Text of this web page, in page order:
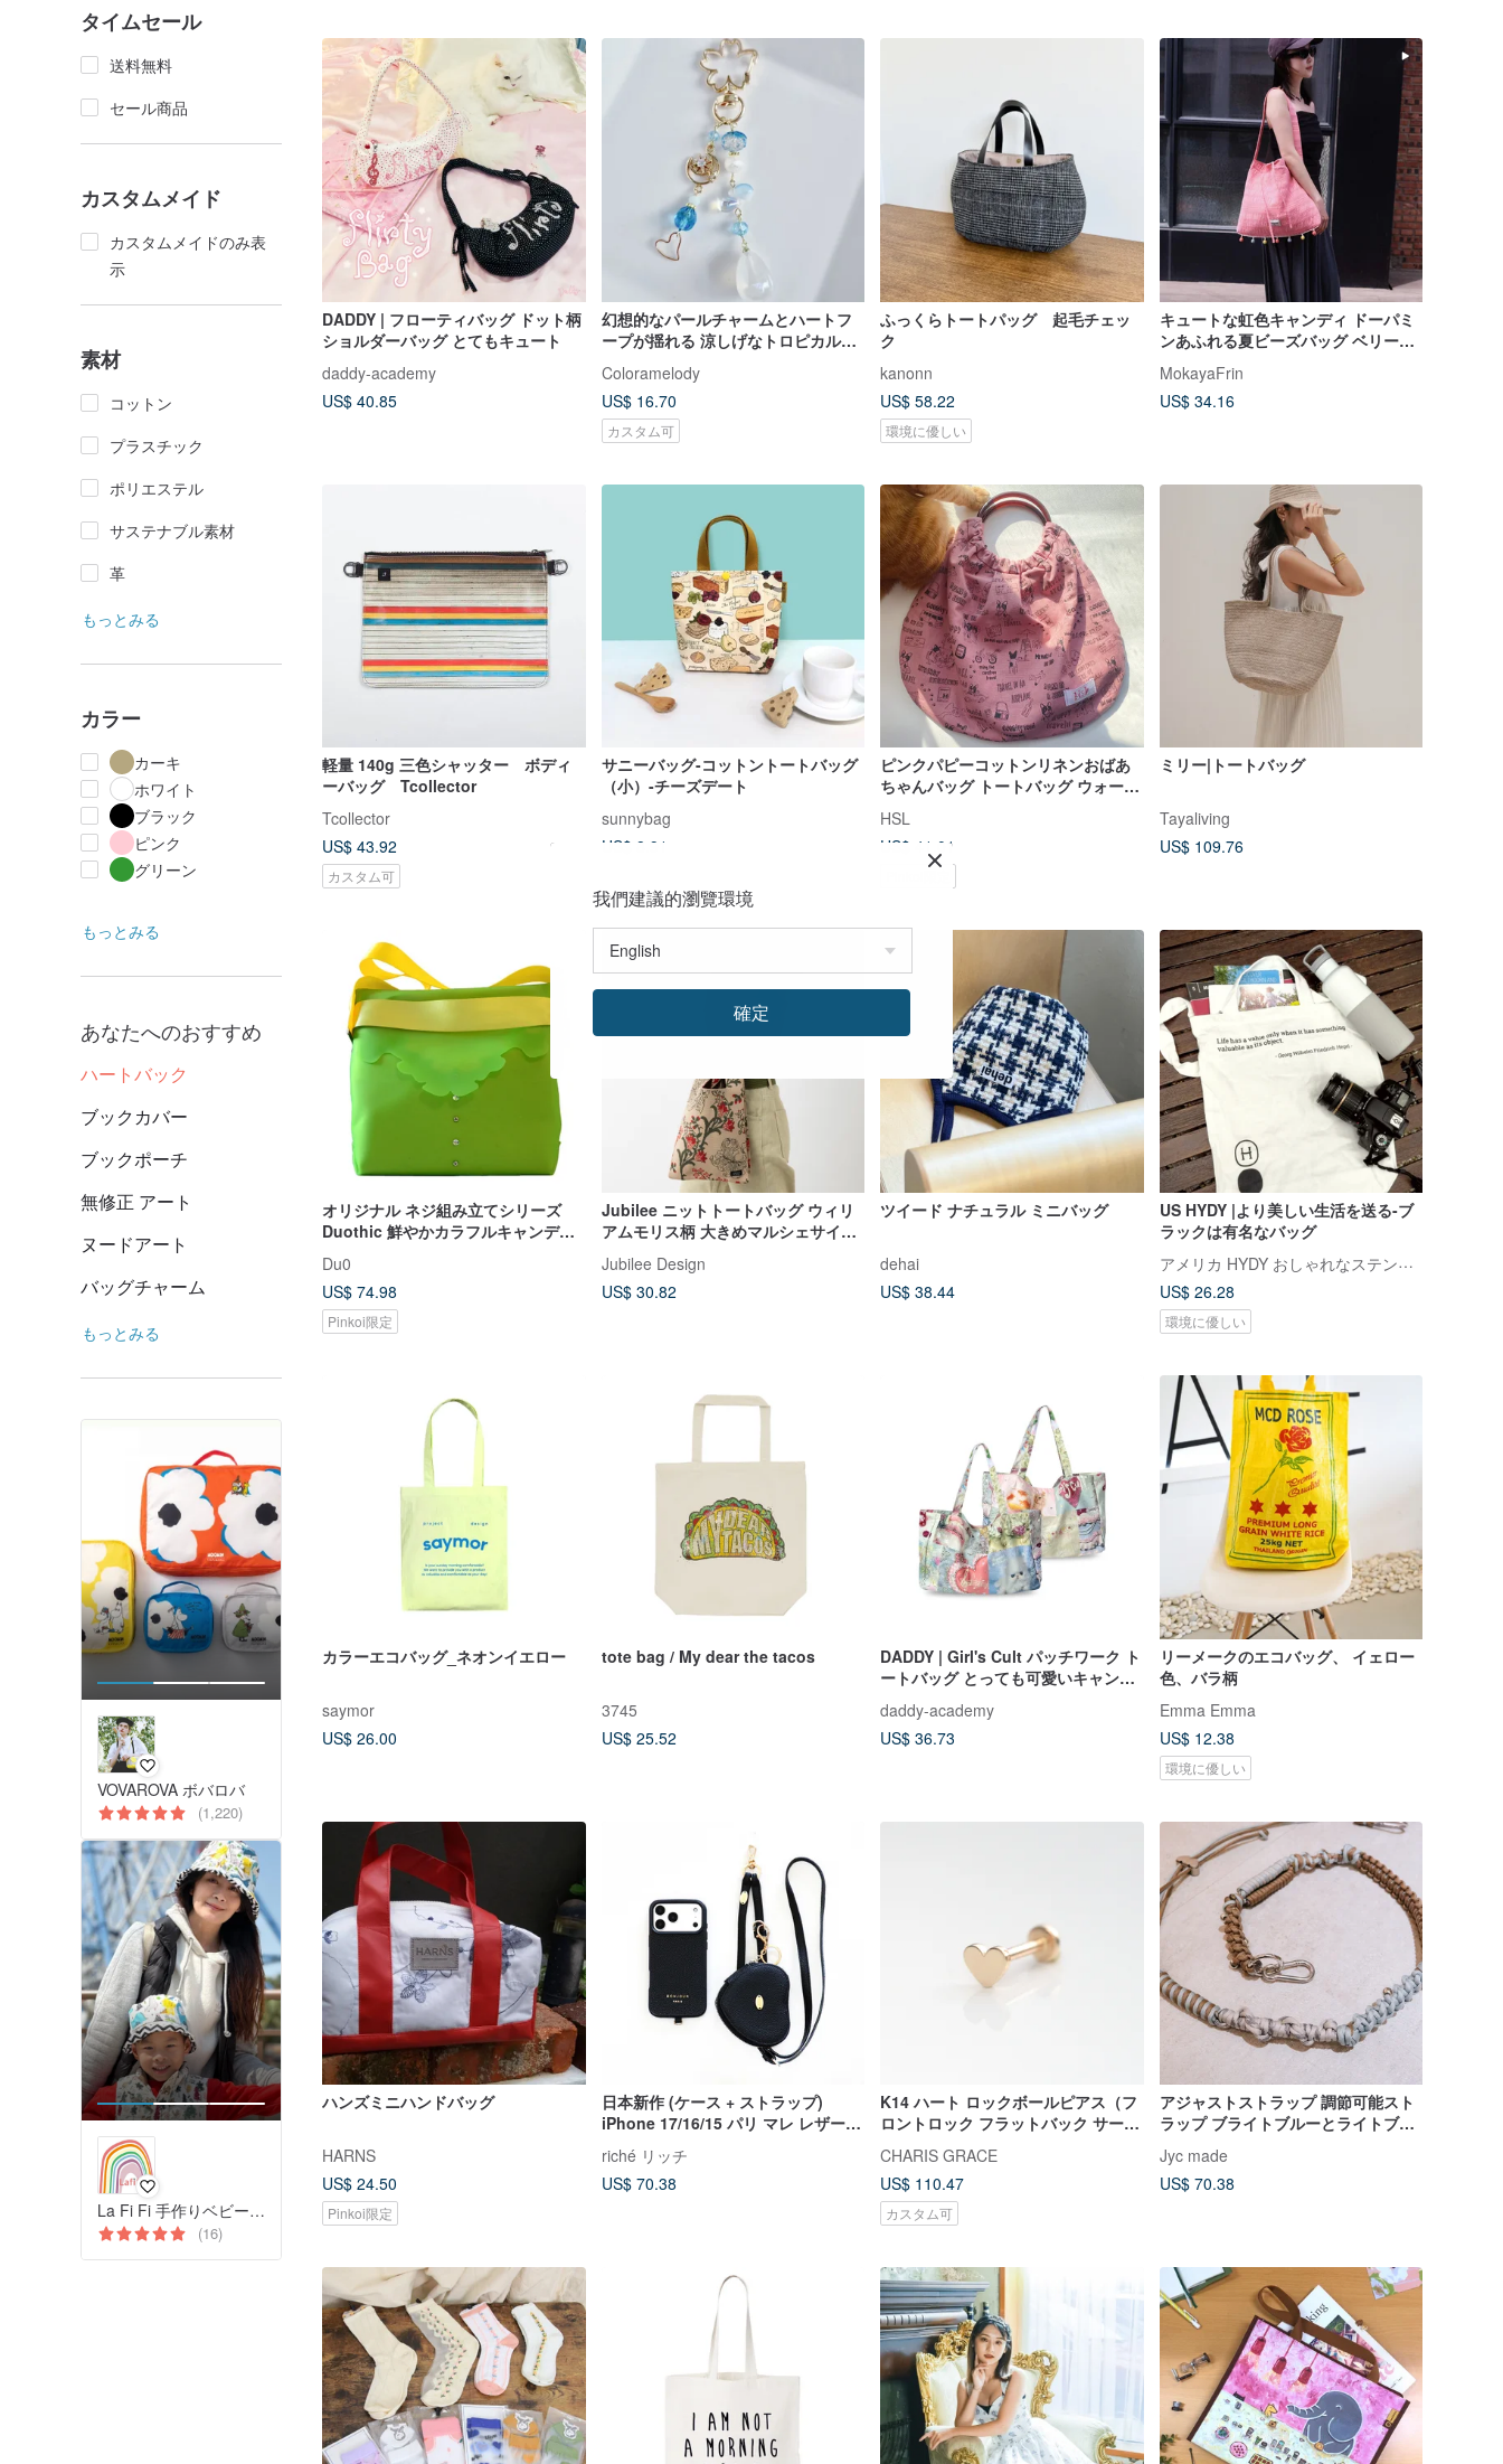
タイムセール
送料無料
セール商品
カスタムメイド
カスタムメイドのみ表
示
素材
コットン
プラスチック
ポリエステル
サステナブル素材
革
もっとみる
カラー
カーキ
ホワイト
ブラック
ピンク
グリーン
もっとみる
あなたへのおすすめ
ハートバック
ブックカバー
ブックポーチ
無修正 アート
ヌードアート
バッグチャーム
もっとみる
VOVAROVA ボバロバ
(1,220)
La Fi Fi 手作りベビー・キッズ用品＆親子の暮らし
(16)
DADDY | フローティバッグ ドット柄
ショルダーバッグ とてもキュート
daddy-academy
US$ 40.85
幻想的なパールチャームとハートフ
ープが揺れる 涼しげなトロピカルカ
クアブルー バックチャーム 誕生日プ
レゼント
Coloramelody
US$ 16.70
カスタム可
ふっくらトートパッグ 起毛チェッ
ク
kanonn
US$ 58.22
環境に優しい
キュートな虹色キャンディ ドーパミ
ンあふれる夏ビーズバッグ ベリーパ
MokayaFrin
US$ 34.16
軽量 140g 三色シャッター ボディ
ーバッグ Tcollector
Tcollector
US$ 43.92
カスタム可
サニーバッグ-コットントートバッグ
（小）-チーズデート
sunnybag
US$ 8.91
ピンクパピーコットンリネンおばあ
ちゃんバッグ トートバッグ ウォーキ
ングバッグ
HSL
US$ 41.01
ミリー|トートバッグ
Tayaliving
US$ 109.76
オリジナル ネジ組み立てシリーズ
Duothic 鮮やかカラフルキャンディ
ショルダーバッグ（香港デザインブ
ランド）
Du0
US$ 74.98
Pinkoi限定
Jubilee ニットトートバッグ ウィリ
アムモリス柄 大きめマルシェサイズ
05.Golden Lily
Jubilee Design
US$ 30.82
ツイード ナチュラル ミニバッグ
dehai
US$ 38.44
US HYDY |より美しい生活を送る-ブ
ラックは有名なバッグ
アメリカ HYDY おしゃれなステンレスボトル
US$ 26.28
環境に優しい
カラーエコバッグ_ネオンイエロー
saymor
US$ 26.00
tote bag / My dear the tacos
3745
US$ 25.52
DADDY | Girl's Cult パッチワーク ト
ートバッグ とっても可愛いキャンバ
daddy-academy
US$ 36.73
リーメークのエコバッグ、 イェロー
色、バラ柄
Emma Emma
US$ 12.38
環境に優しい
ハンズミニハンドバッグ
HARNS
US$ 24.50
Pinkoi限定
日本新作 (ケース + ストラップ)
iPhone 17/16/15 パリ マレ レザー
斜めがけストラップ付きスマホケー
ス
riché リッチ
US$ 70.38
K14 ハート ロックボールピアス（フ
ロントロック フラットバック サーク
ル）（シングル）軟骨 トラガス 色褪
せない
CHARIS GRACE
US$ 110.47
カスタム可
アジャストストラップ 調節可能スト
ラップ ブライトブルーとライトブラ
ウンのダブルハートアジャスター
Jyc made
US$ 70.38
我們建議的瀏覽環境
確定